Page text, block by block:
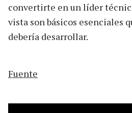
convertirte en un líder
vista son básicos esenciales
debería desarrollar.
Fuente